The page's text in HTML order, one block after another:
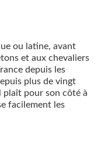
ou latine, avant
et aux chevaliers
depuis les
plus de vingt
plaît pour son côté à
facilement les